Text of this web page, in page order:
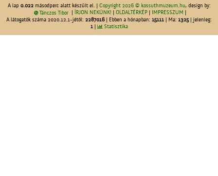
A lap 0.022másodperc alatt készült el. | Copyright 2026 © kossuthmuzeum.hu, design by:
Tánczos Tibor
ÍRJON NEKÜNK!| OLDALTÉRKÉP| IMPRESSZUM
A látogatók száma 2020.12.1-jétől: 2287016 | Ebben a hónapban: 15111 | Ma: 1325| jelenleg:
1| Statisztika